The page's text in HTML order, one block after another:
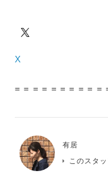
X
= = = = = = = = = =
有居
このスタ